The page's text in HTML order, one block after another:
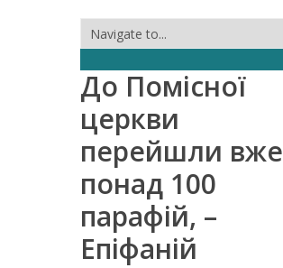
До Помісної
церкви
перейшли вже
понад 100
парафій, –
Епіфаній